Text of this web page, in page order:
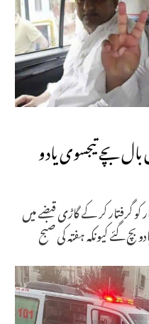
بچے تیجسوی یادو
گرفتار کر کے گاڑی قبضے میں
گئے کیونکہ ہفتہ کی صبح